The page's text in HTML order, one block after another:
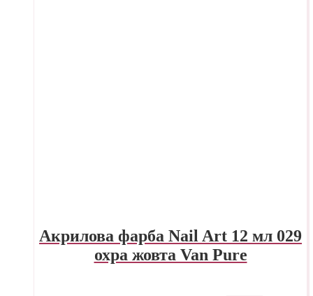
Акрилова фарба Nail Art 12 мл 029
охра жовта Van Pure